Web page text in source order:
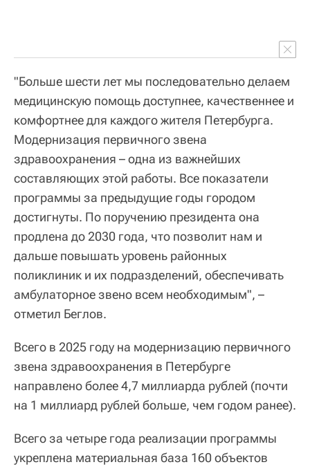
"Больше шести лет мы последовательно делаем
медицинскую помощь доступнее, качественнее и
комфортнее для каждого жителя Петербурга.
Модернизация первичного звена
здравоохранения – одна из важнейших
составляющих этой работы. Все показатели
программы за предыдущие годы городом
достигнуты. По поручению президента она
продлена до 2030 года, что позволит нам и
дальше повышать уровень районных
поликлиник и их подразделений, обеспечивать
амбулаторное звено всем необходимым", –
отметил Беглов.
Всего в 2025 году на модернизацию первичного
звена здравоохранения в Петербурге
направлено более 4,7 миллиарда рублей (почти
на 1 миллиард рублей больше, чем годом ранее).
Всего за четыре года реализации программы
укреплена материальная база 160 объектов